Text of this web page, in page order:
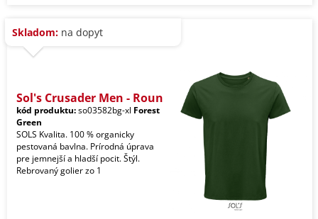
Skladom: na dopyt
Sol's Crusader Men - Roun
kód produktu:so03582bg-xl Forest
Green
SOLS Kvalita. 100 % organicky
pestovaná bavlna. Prírodná úprava
pre jemnejší a hladší pocit. Štýl.
Rebrovaný golier zo 1